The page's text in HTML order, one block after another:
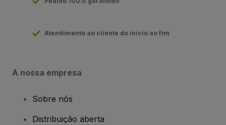
Atendimento ao cliente do início ao fim
A nossa empresa
Sobre nós
Distribuição aberta